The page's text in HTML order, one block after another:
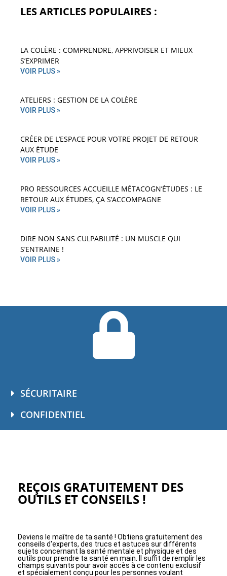
LES ARTICLES POPULAIRES :
LA COLÈRE : COMPRENDRE, APPRIVOISER ET MIEUX
S’EXPRIMER
VOIR PLUS »
ATELIERS : GESTION DE LA COLÈRE
VOIR PLUS »
CRÉER DE L’ESPACE POUR VOTRE PROJET DE RETOUR
AUX ÉTUDE
VOIR PLUS »
PRO RESSOURCES ACCUEILLE MÉTACOGN’ÉTUDES : LE
RETOUR AUX ÉTUDES, ÇA S’ACCOMPAGNE
VOIR PLUS »
DIRE NON SANS CULPABILITÉ : UN MUSCLE QUI
S’ENTRAINE !
VOIR PLUS »
SÉCURITAIRE
CONFIDENTIEL
REÇOIS GRATUITEMENT DES
OUTILS ET CONSEILS !
Deviens le maître de ta santé ! Obtiens gratuitement des
conseils d'experts, des trucs et astuces sur différents
sujets concernant la santé mentale et physique et des
outils pour prendre ta santé en main. Il suffit de remplir les
champs suivants pour avoir accès à ce contenu exclusif
et spécialement conçu pour les personnes voulant